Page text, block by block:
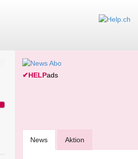
✔HELPads
News Aktion